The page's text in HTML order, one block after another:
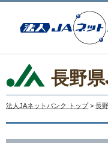
長野
法人JAネットバンク トップ > 長